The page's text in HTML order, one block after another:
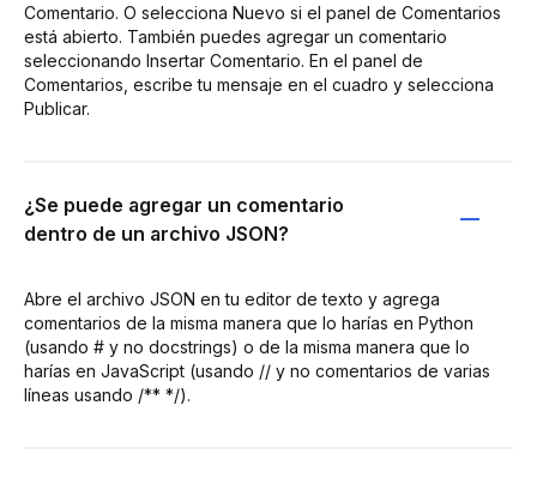
Comentario. O selecciona Nuevo si el panel de Comentarios
está abierto. También puedes agregar un comentario
seleccionando Insertar Comentario. En el panel de
Comentarios, escribe tu mensaje en el cuadro y selecciona
Publicar.
¿Se puede agregar un comentario
dentro de un archivo JSON?
Abre el archivo JSON en tu editor de texto y agrega
comentarios de la misma manera que lo harías en Python
(usando # y no docstrings) o de la misma manera que lo
harías en JavaScript (usando // y no comentarios de varias
líneas usando /** */).